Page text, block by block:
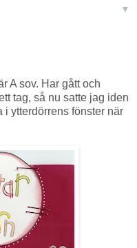
▼
A sov. Har gått och
tag, så nu satte jag iden
i ytterdörrens fönster när